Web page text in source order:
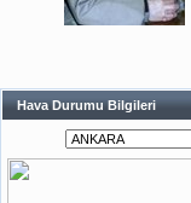
Hava Durumu Bilgileri